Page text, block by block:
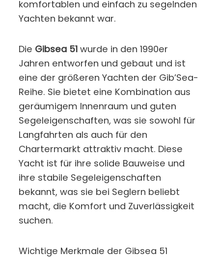
komfortablen und einfach zu segelnden
Yachten bekannt war.
Die Gibsea 51 wurde in den 1990er
Jahren entworfen und gebaut und ist
eine der größeren Yachten der Gib’Sea-
Reihe. Sie bietet eine Kombination aus
geräumigem Innenraum und guten
Segeleigenschaften, was sie sowohl für
Langfahrten als auch für den
Chartermarkt attraktiv macht. Diese
Yacht ist für ihre solide Bauweise und
ihre stabile Segeleigenschaften
bekannt, was sie bei Seglern beliebt
macht, die Komfort und Zuverlässigkeit
suchen.
Wichtige Merkmale der Gibsea 51